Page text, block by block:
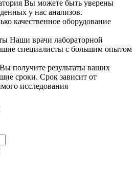
Вы можете быть уверены
у нас анализов.
качественное оборудование
Наши врачи лабораторной
специалисты с большим опытом
Вы получите результаты ваших
сроки. Срок зависит от
исследования